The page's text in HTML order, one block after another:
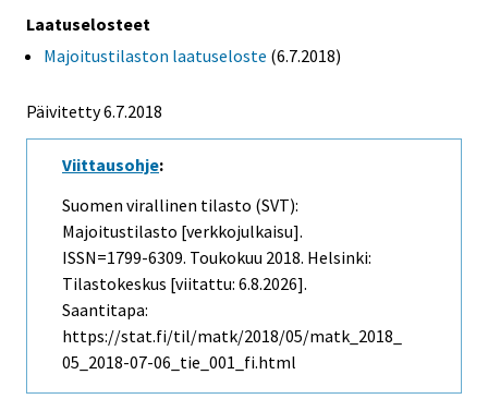
Laatuselosteet
Majoitustilaston laatuseloste (6.7.2018)
Päivitetty 6.7.2018
Viittausohje:
Suomen virallinen tilasto (SVT):
Majoitustilasto [verkkojulkaisu].
ISSN=1799-6309. Toukokuu 2018. Helsinki:
Tilastokeskus [viitattu: 6.8.2026].
Saantitapa:
https://stat.fi/til/matk/2018/05/matk_2018_
05_2018-07-06_tie_001_fi.html